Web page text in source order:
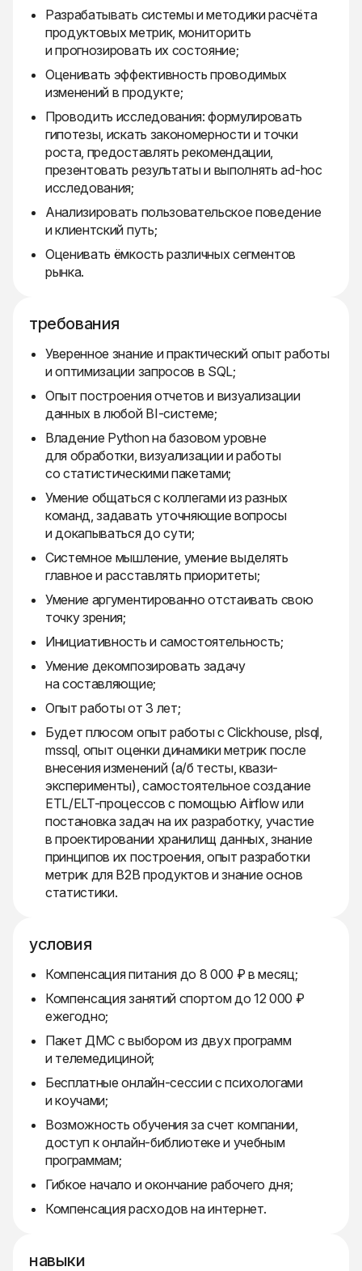
Разрабатывать системы и методики расчёта
продуктовых метрик, мониторить
и прогнозировать их состояние;
Оценивать эффективность проводимых
изменений в продукте;
Проводить исследования: формулировать
гипотезы, искать закономерности и точки
роста, предоставлять рекомендации,
презентовать результаты и выполнять ad-hoc
исследования;
Анализировать пользовательское поведение
и клиентский путь;
Оценивать ёмкость различных сегментов
рынка.
требования
Уверенное знание и практический опыт работы
и оптимизации запросов в SQL;
Опыт построения отчетов и визуализации
данных в любой BI-системе;
Владение Python на базовом уровне
для обработки, визуализации и работы
со статистическими пакетами;
Умение общаться с коллегами из разных
команд, задавать уточняющие вопросы
и докапываться до сути;
Системное мышление, умение выделять
главное и расставлять приоритеты;
Умение аргументированно отстаивать свою
точку зрения;
Инициативность и самостоятельность;
Умение декомпозировать задачу
на составляющие;
Опыт работы от 3 лет;
Будет плюсом опыт работы с Clickhouse, plsql,
mssql, опыт оценки динамики метрик после
внесения изменений (а/б тесты, квази-
эксперименты), самостоятельное создание
ETL/ELT-процессов с помощью Airflow или
постановка задач на их разработку, участие
в проектировании хранилищ данных, знание
принципов их построения, опыт разработки
метрик для B2B продуктов и знание основ
статистики.
условия
Компенсация питания до 8 000 ₽ в месяц;
Компенсация занятий спортом до 12 000 ₽
ежегодно;
Пакет ДМС с выбором из двух программ
и телемедициной;
Бесплатные онлайн-сессии с психологами
и коучами;
Возможность обучения за счет компании,
доступ к онлайн-библиотеке и учебным
программам;
Гибкое начало и окончание рабочего дня;
Компенсация расходов на интернет.
навыки